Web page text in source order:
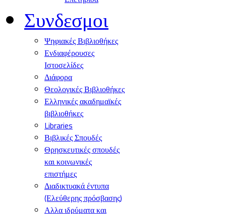
Συνδεσμοι
Ψηφιακές Βιβλιοθήκες
Ενδιαφέρουσες
Ιστοσελίδες
Διάφορα
Θεολογικές Βιβλιοθήκες
Ελληνικές ακαδημαϊκές
βιβλιοθήκες
Libraries
Βιβλικές Σπουδές
Θρησκευτικές σπουδές
και κοινωνικές
επιστήμες
Διαδικτυακά έντυπα
(Ελεύθερης πρόσβασης)
Αλλα ιδρύματα και